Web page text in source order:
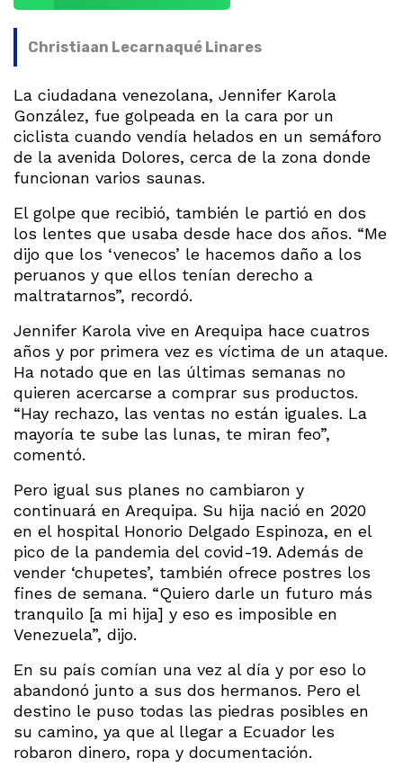
Christiaan Lecarnaqué Linares
La ciudadana venezolana, Jennifer Karola
González, fue golpeada en la cara por un
ciclista cuando vendía helados en un semáforo
de la avenida Dolores, cerca de la zona donde
funcionan varios saunas.
El golpe que recibió, también le partió en dos
los lentes que usaba desde hace dos años. “Me
dijo que los ‘venecos’ le hacemos daño a los
peruanos y que ellos tenían derecho a
maltratarnos”, recordó.
Jennifer Karola vive en Arequipa hace cuatros
años y por primera vez es víctima de un ataque.
Ha notado que en las últimas semanas no
quieren acercarse a comprar sus productos.
“Hay rechazo, las ventas no están iguales. La
mayoría te sube las lunas, te miran feo”,
comentó.
Pero igual sus planes no cambiaron y
continuará en Arequipa. Su hija nació en 2020
en el hospital Honorio Delgado Espinoza, en el
pico de la pandemia del covid-19. Además de
vender ‘chupetes’, también ofrece postres los
fines de semana. “Quiero darle un futuro más
tranquilo [a mi hija] y eso es imposible en
Venezuela”, dijo.
En su país comían una vez al día y por eso lo
abandonó junto a sus dos hermanos. Pero el
destino le puso todas las piedras posibles en
su camino, ya que al llegar a Ecuador les
robaron dinero, ropa y documentación.